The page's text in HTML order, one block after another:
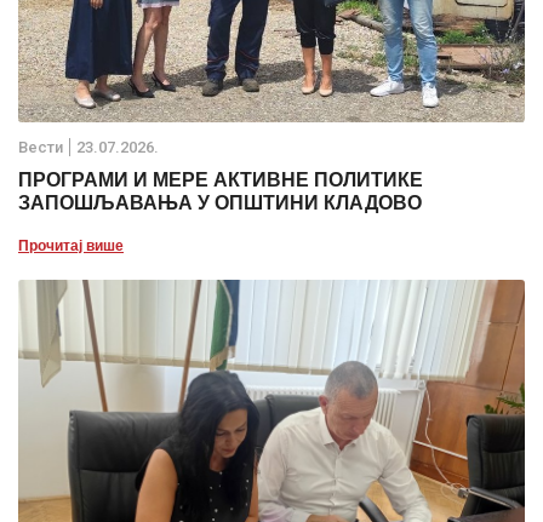
Вести 23.07.2026.
ПРОГРАМИ И МЕРЕ АКТИВНЕ ПОЛИТИКЕ
ЗАПОШЉАВАЊА У ОПШТИНИ КЛАДОВО
Прочитај више